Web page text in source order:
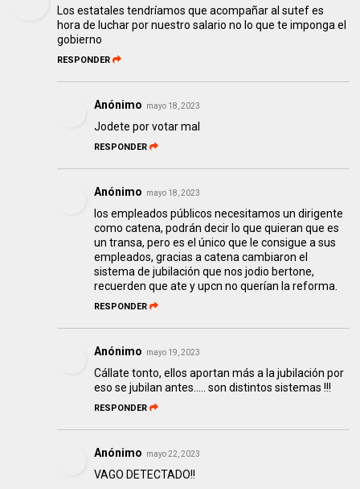
Los estatales tendríamos que acompañar al sutef es
hora de luchar por nuestro salario no lo que te imponga el
gobierno
RESPONDER
Anónimo mayo 18, 2023
Jodete por votar mal
RESPONDER
Anónimo mayo 18, 2023
los empleados públicos necesitamos un dirigente
como catena, podrán decir lo que quieran que es
un transa, pero es el único que le consigue a sus
empleados, gracias a catena cambiaron el
sistema de jubilación que nos jodio bertone,
recuerden que ate y upcn no querían la reforma.
RESPONDER
Anónimo mayo 19, 2023
Cállate tonto, ellos aportan más a la jubilación por
eso se jubilan antes..... son distintos sistemas !!!
RESPONDER
Anónimo mayo 22, 2023
VAGO DETECTADO!!